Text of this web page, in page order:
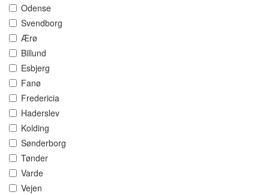
Odense
Svendborg
Ærø
Billund
Esbjerg
Fanø
Fredericia
Haderslev
Kolding
Sønderborg
Tønder
Varde
Vejen